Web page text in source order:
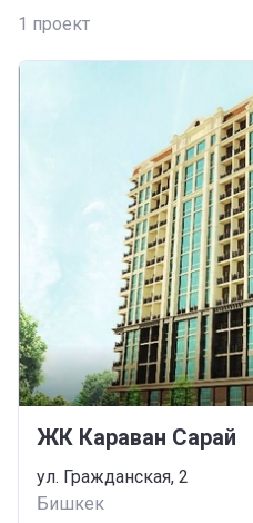
1 проект
ЖК Караван Сарай
ул. Гражданская, 2
Бишкек